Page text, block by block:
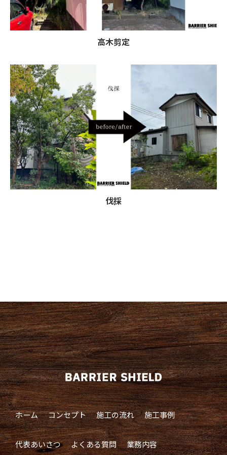
高木剪定
伐採
ホーム コンセプト 施工の流れ 施工事例
代表あいさつ よくある質問 業務内容